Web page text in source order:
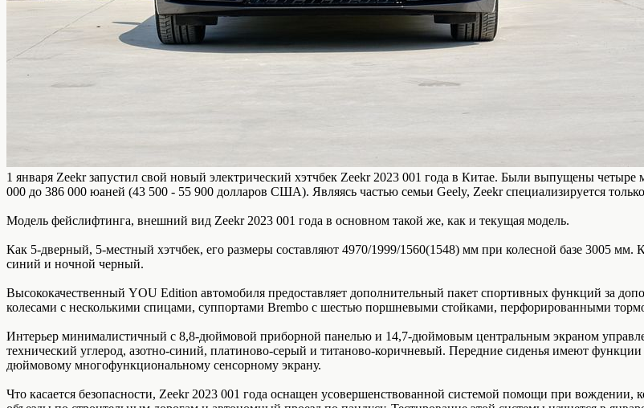
1 января Zeekr запустил свой новый электрический хэтчбек Zeekr 2023 001 года в Китае. Были выпущены
000 до 386 000 юаней (43 500 - 55 900 долларов США). Являясь частью семьи Geely, Zeekr специализируется
Модель фейслифтинга, внешний вид Zeekr 2023 001 года в основном такой же, как и текущая модель.
Как 5-дверный, 5-местный хэтчбек, его размеры составляют 4970/1999/1560(1548) мм при колесной базе 3005
синий и ночной черный.
Высококачественный YOU Edition автомобиля предоставляет дополнительный пакет спортивных функций за
колесами с несколькими спицами, суппортами Brembo с шестью поршневыми стойками, перфорированными
Интерьер минималистичный с 8,8-дюймовой приборной панелью и 14,7-дюймовым центральным экраном
технический углерод, азотно-синий, платиново-серый и титаново-коричневый. Передние сиденья имеют
дюймовому многофункциональному сенсорному экрану.
Что касается безопасности, Zeekr 2023 001 года оснащен усовершенствованной системой помощи при